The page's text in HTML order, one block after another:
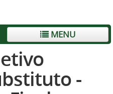
MENU
-